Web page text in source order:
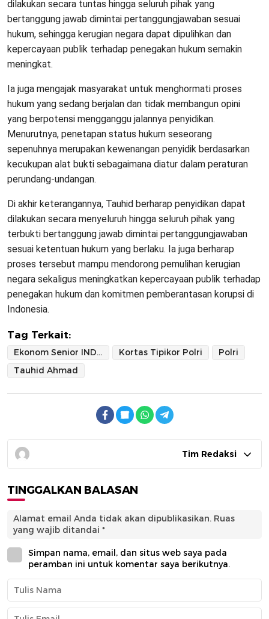
dilakukan secara tuntas hingga seluruh pihak yang
bertanggung jawab dimintai pertanggungjawaban sesuai
hukum, sehingga kerugian negara dapat dipulihkan dan
kepercayaan publik terhadap penegakan hukum semakin
meningkat.
Ia juga mengajak masyarakat untuk menghormati proses
hukum yang sedang berjalan dan tidak membangun opini
yang berpotensi mengganggu jalannya penyidikan.
Menurutnya, penetapan status hukum seseorang
sepenuhnya merupakan kewenangan penyidik berdasarkan
kecukupan alat bukti sebagaimana diatur dalam peraturan
perundang-undangan.
Di akhir keterangannya, Tauhid berharap penyidikan dapat
dilakukan secara menyeluruh hingga seluruh pihak yang
terbukti bertanggung jawab dimintai pertanggungjawaban
sesuai ketentuan hukum yang berlaku. Ia juga berharap
proses tersebut mampu mendorong pemulihan kerugian
negara sekaligus meningkatkan kepercayaan publik terhadap
penegakan hukum dan komitmen pemberantasan korupsi di
Indonesia.
Tag Terkait:
Ekonom Senior INDEF Kortas Tipikor Polri
Polri
Tauhid Ahmad
Tim Redaksi
TINGGALKAN BALASAN
Alamat email Anda tidak akan dipublikasikan. Ruas
yang wajib ditandai *
Simpan nama, email, dan situs web saya pada
peramban ini untuk komentar saya berikutnya.